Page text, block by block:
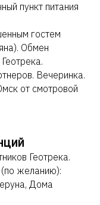
пункт питания
гостем
Обмен
Вечеринка.
от смотровой
Геотрека.
желанию):
Дома